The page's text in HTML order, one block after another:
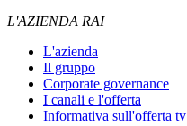
L'AZIENDA RAI
L'azienda
Il gruppo
Corporate governance
I canali e l'offerta
Informativa sull'offerta tv